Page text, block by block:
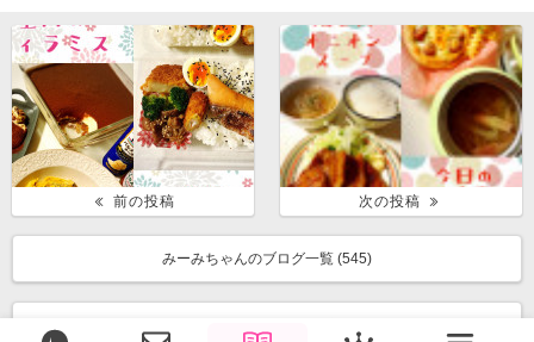
前の投稿 次の投稿
みーみちゃんのブログ一覧 (545)